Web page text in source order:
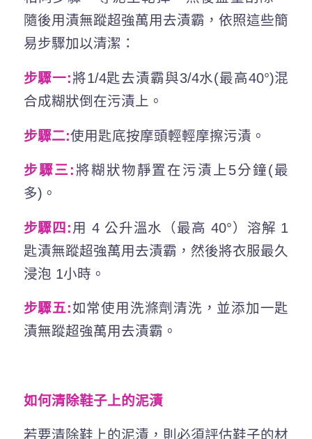
隨後用漬無蹤超強萬用去漬霸，依照這些簡
易步驟加以清潔：
步驟一:將1/4匙去漬霸與3/4水(最高40°)混
合成糊狀倒在污漬上。
步驟二:使用匙底按摩頭輕輕摩擦污漬。
步驟三:將糊狀物靜置在污漬上5分鐘(最
多)。
步驟四: 用 4 公升溫水（最高 40°）溶解 1
匙漬無蹤超強萬用去漬霸，然後將衣服最久
浸泡 1小時。
步驟五:如常使用洗滌劑清洗，並添加一匙
漬無蹤超強萬用去漬霸。
如何清除鞋子上的泥漬
若要清除鞋上的泥漬，則必須評估鞋子的材